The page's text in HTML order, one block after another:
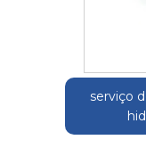
serviço